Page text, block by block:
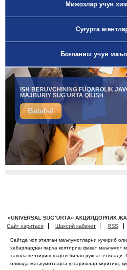
Мижозлар учун
Суғурта
Боғланиш учун
ISH BERUVCHINING FUQAROLIK
MAJBURIY SUG'URTA QILISH
Batafsil
«UNIVERSAL SUG'URTA» АКЦИЯДОРЛИК
Сайт харитаси
Шахсий кабинет RSS
Сайтда чоп этилган маълумотларни кучириб
хабарлардан парча келтириш факат маълумот
хавола келтириш шарти билан рухсат етилади.
олишда маълумотларга узгаришлар киритиш,